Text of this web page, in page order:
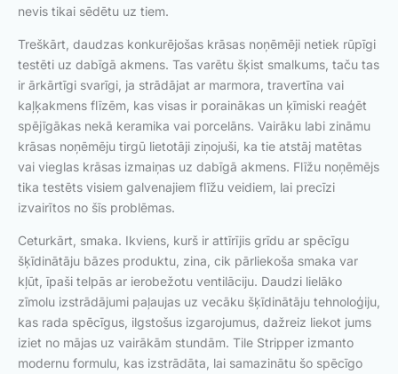
nevis tikai sēdētu uz tiem.
Treškārt, daudzas konkurējošas krāsas noņēmēji netiek rūpīgi
testēti uz dabīgā akmens. Tas varētu šķist smalkums, taču tas
ir ārkārtīgi svarīgi, ja strādājat ar marmora, travertīna vai
kaļķakmens flīzēm, kas visas ir porainākas un ķīmiski reaģēt
spējīgākas nekā keramika vai porcelāns. Vairāku labi zināmu
krāsas noņēmēju tirgū lietotāji ziņojuši, ka tie atstāj matētas
vai vieglas krāsas izmaiņas uz dabīgā akmens. Flīžu noņēmējs
tika testēts visiem galvenajiem flīžu veidiem, lai precīzi
izvairītos no šīs problēmas.
Ceturkārt, smaka. Ikviens, kurš ir attīrījis grīdu ar spēcīgu
šķīdinātāju bāzes produktu, zina, cik pārliekoša smaka var
kļūt, īpaši telpās ar ierobežotu ventilāciju. Daudzi lielāko
zīmolu izstrādājumi paļaujas uz vecāku šķīdinātāju tehnoloģiju,
kas rada spēcīgus, ilgstošus izgarojumus, dažreiz liekot jums
iziet no mājas uz vairākām stundām. Tile Stripper izmanto
modernu formulu, kas izstrādāta, lai samazinātu šo spēcīgo